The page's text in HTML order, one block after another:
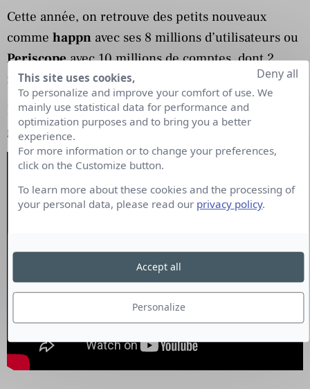
Cette année, on retrouve des petits nouveaux
comme happn avec ses 8 millions d’utilisateurs ou
Periscopeavec 10 millions de comptes, dont 2
millions d’utilisateurs actifs quotidien.
Retrouvez ci-dessous le panorama complet des
grands chiffres et tendances 2016
This site uses cookies,
To personalize and improve your comfort of use. We
mainly use statistical data for performance and
optimization purposes and to bring you a better
experience.
For more information or to change your preferences,
click on the Customize button.
To learn more about these cookies and the processing of
your personal data, please read our privacy policy.
Personalize
Deny all
Accept all